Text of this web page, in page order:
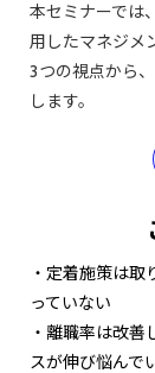
本セミナーでは
用したマネジメ
3つの視点から
します。
・定着施策は
っていない
・離職率は改
スが伸び悩んで